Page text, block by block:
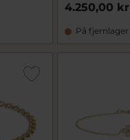
4.250,00 kr
På fjernlager